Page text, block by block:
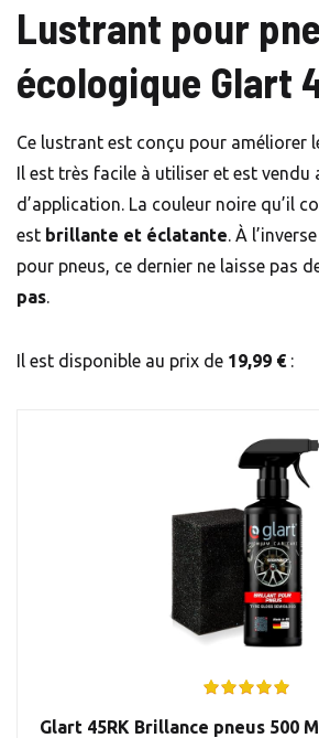
Lustrant pour
écologique Glart
Ce lustrant est conçu pour améliorer
Il est très facile à utiliser et est vendu
d’application. La couleur noire qu’il
est brillante et éclatante. À
pour pneus, ce dernier ne laisse pas
pas.
Il est disponible au prix de 19,99 € :
Glart 45RK Brillance pneus 500